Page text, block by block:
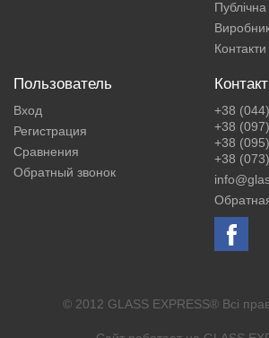
Контакти
Пользователь
Вход
Регистрация
Сравнения
Обратный звонок
+38
+38
+38
+38
© 2012 GLASS EXPRESS® Всі